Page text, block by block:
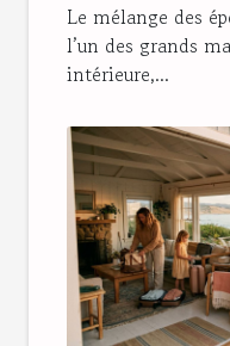
d’une déco
Le mélange des
l’un des grands
intérieure,...